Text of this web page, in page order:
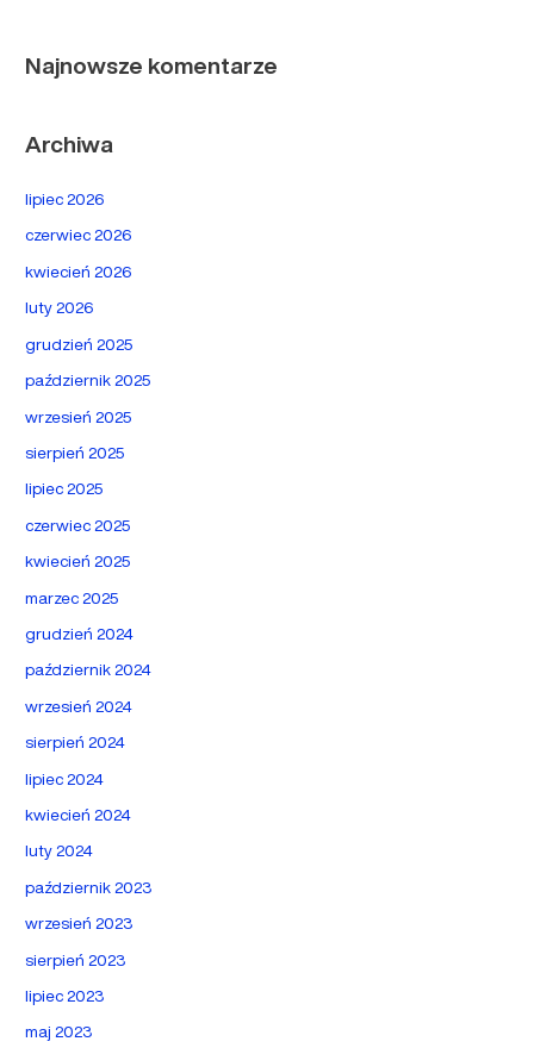
Najnowsze komentarze
Archiwa
lipiec 2026
czerwiec 2026
kwiecień 2026
luty 2026
grudzień 2025
październik 2025
wrzesień 2025
sierpień 2025
lipiec 2025
czerwiec 2025
kwiecień 2025
marzec 2025
grudzień 2024
październik 2024
wrzesień 2024
sierpień 2024
lipiec 2024
kwiecień 2024
luty 2024
październik 2023
wrzesień 2023
sierpień 2023
lipiec 2023
maj 2023